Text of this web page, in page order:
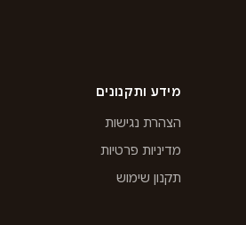
מידע ותקנונים
הצהרת נגישות
מדיניות פרטיות
תקנון שימוש